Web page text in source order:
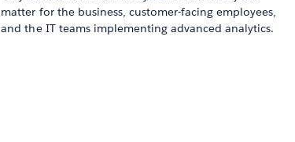
matter for the business, customer-facing employees,
and the IT teams implementing advanced analytics.